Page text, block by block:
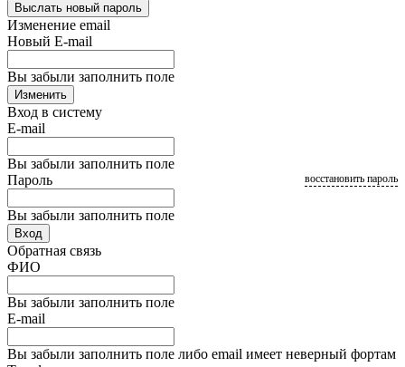
Выслать новый пароль
Изменение email
Новый E-mail
Вы забыли заполнить поле
Изменить
Вход в систему
E-mail
Вы забыли заполнить поле
Пароль
Вы забыли заполнить поле
восстановить пароль
Вход
Обратная связь
ФИО
Вы забыли заполнить поле
E-mail
Вы забыли заполнить поле либо email имеет неверный фортам